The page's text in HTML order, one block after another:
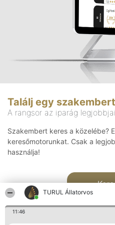
TURUL Állatorvos
11:46
Találj egy szakembert
A rangsor az iparág
Szakembert keres a közelébe?
keresőmotorunkat. Csak a
használja!